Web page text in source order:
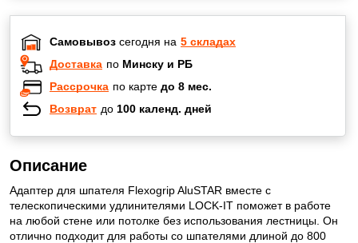
Самовывоз сегодня на 5 складах
Доставка по Минску и РБ
Рассрочка по карте до 8 мес.
Возврат до 100 календ. дней
Описание
Адаптер для шпателя Flexogrip AluSTAR вместе с
телескопическими удлинителями LOCK-IT поможет в работе
на любой стене или потолке без использования лестницы. Он
отлично подходит для работы со шпателями длиной до 800